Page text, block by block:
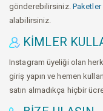
gönderebilirsiniz. Paketler
alabilirsiniz.
KIMLER
Instagram üyeliği olan
giriş yapın ve hemen
satın almadıkça hiçbir